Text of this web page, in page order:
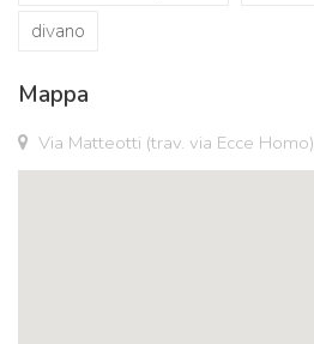
divano
Mappa
Via Matteotti (trav. via Ecce Homo)